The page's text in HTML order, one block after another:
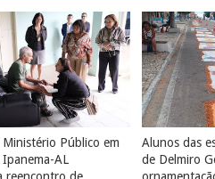
Público em
AL
Alunos das
de Delmiro